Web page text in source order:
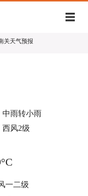
关天气预报
中雨转小雨
西风2级
一二级